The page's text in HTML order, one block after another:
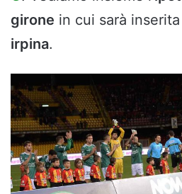
girone in cui sarà
irpina.